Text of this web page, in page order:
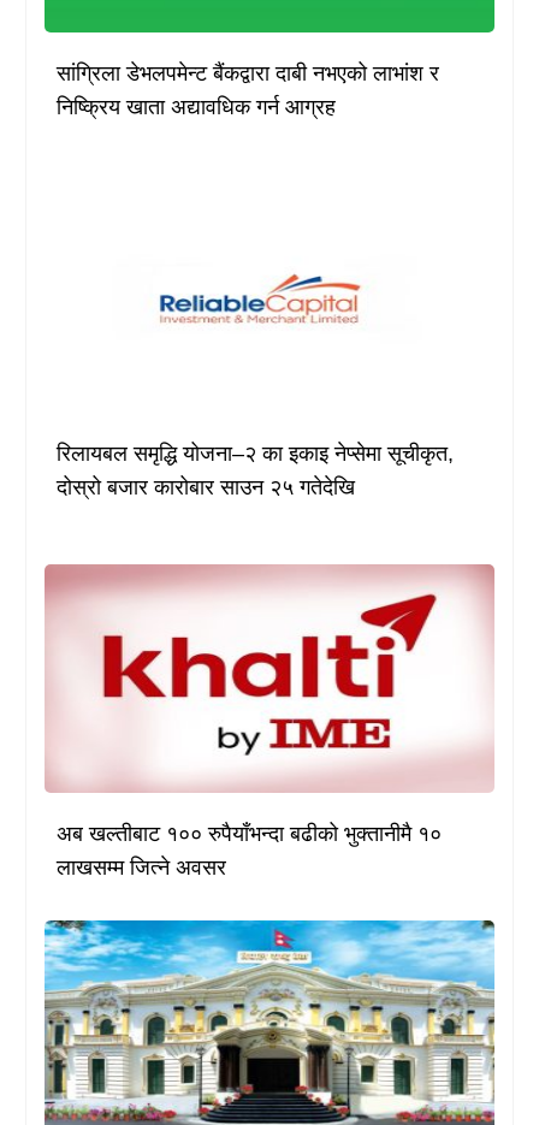
सांग्रिला डेभलपमेन्ट बैंकद्वारा दाबी नभएको लाभांश र
निष्क्रिय खाता अद्यावधिक गर्न आग्रह
रिलायबल समृद्धि योजना–२ का इकाइ नेप्सेमा सूचीकृत,
दोस्रो बजार कारोबार साउन २५ गतेदेखि
अब खल्तीबाट १०० रुपैयाँभन्दा बढीको भुक्तानीमै १०
लाखसम्म जित्ने अवसर